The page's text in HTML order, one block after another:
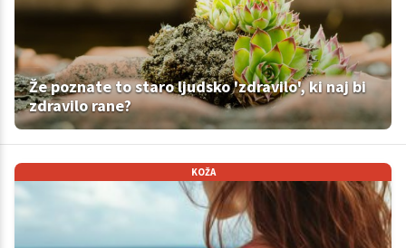
Že poznate to staro ljudsko 'zdravilo', ki naj bi
zdravilo rane?
KOŽA